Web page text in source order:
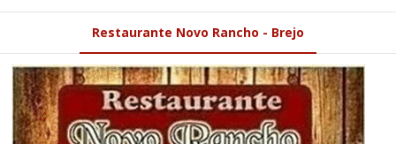
Restaurante Novo Rancho - Brejo